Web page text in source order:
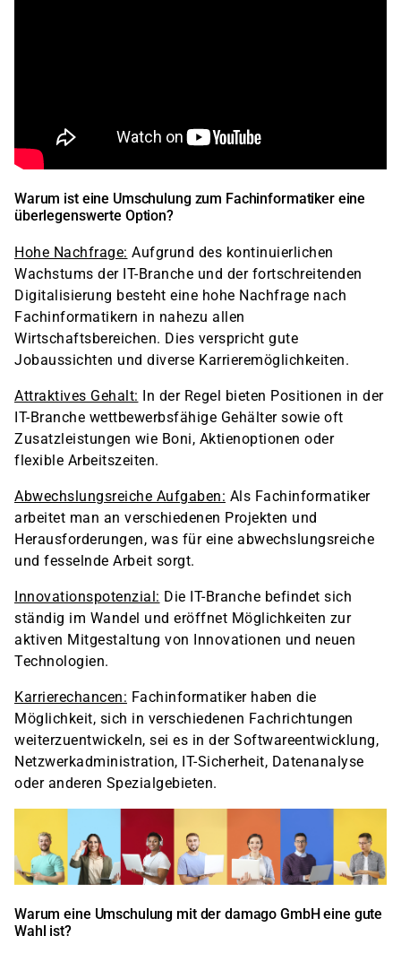
Warum ist eine Umschulung zum Fachinformatiker eine
überlegenswerte Option?
Hohe Nachfrage: Aufgrund des kontinuierlichen
Wachstums der IT-Branche und der fortschreitenden
Digitalisierung besteht eine hohe Nachfrage nach
Fachinformatikern in nahezu allen
Wirtschaftsbereichen. Dies verspricht gute
Jobaussichten und diverse Karrieremöglichkeiten.
Attraktives Gehalt: In der Regel bieten Positionen in der
IT-Branche wettbewerbsfähige Gehälter sowie oft
Zusatzleistungen wie Boni, Aktienoptionen oder
flexible Arbeitszeiten.
Abwechslungsreiche Aufgaben: Als Fachinformatiker
arbeitet man an verschiedenen Projekten und
Herausforderungen, was für eine abwechslungsreiche
und fesselnde Arbeit sorgt.
Innovationspotenzial: Die IT-Branche befindet sich
ständig im Wandel und eröffnet Möglichkeiten zur
aktiven Mitgestaltung von Innovationen und neuen
Technologien.
Karrierechancen: Fachinformatiker haben die
Möglichkeit, sich in verschiedenen Fachrichtungen
weiterzuentwickeln, sei es in der Softwareentwicklung,
Netzwerkadministration, IT-Sicherheit, Datenanalyse
oder anderen Spezialgebieten.
Warum eine Umschulung mit der damago GmbH eine gute
Wahl ist?